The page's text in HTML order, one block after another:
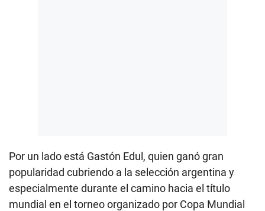
Por un lado está Gastón Edul, quien ganó gran
popularidad cubriendo a la selección argentina y
especialmente durante el camino hacia el título
mundial en el torneo organizado por Copa Mundial